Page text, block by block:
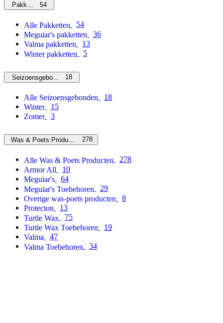
Pakketten54
Alle Pakketten
54
Meguiar's pakketten
36
Valma pakketten
13
Winter pakketten
5
Seizoensgebonden18
Alle Seizoensgebonden
18
Winter
15
Zomer
3
Was & Poets Producten 278
Alle Was & Poets Producten
278
Armor All
10
Meguiar's
64
Meguiar's Toebehoren
29
Overige was-poets producten
8
Protecton
13
Turtle Wax
75
Turtle Wax Toebehoren
19
Valma
47
Valma Toebehoren
34